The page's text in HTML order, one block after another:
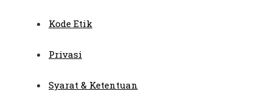
Kode Etik
Privasi
Syarat & Ketentuan